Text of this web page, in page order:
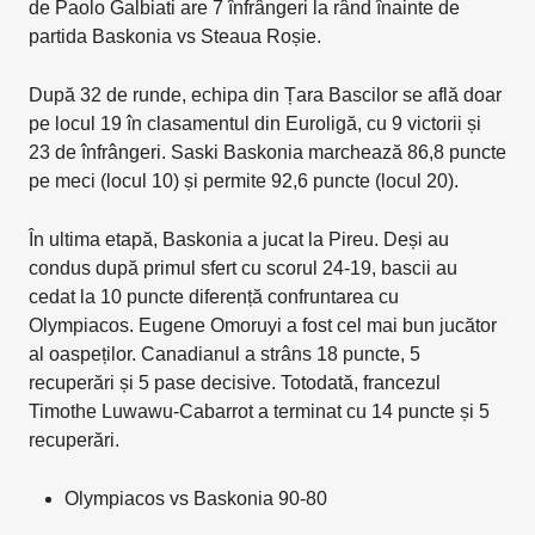
de Paolo Galbiati are 7 înfrângeri la rând înainte de
partida Baskonia vs Steaua Roșie.
După 32 de runde, echipa din Țara Bascilor se află doar
pe locul 19 în clasamentul din Euroligă, cu 9 victorii și
23 de înfrângeri. Saski Baskonia marchează 86,8 puncte
pe meci (locul 10) și permite 92,6 puncte (locul 20).
În ultima etapă, Baskonia a jucat la Pireu. Deși au
condus după primul sfert cu scorul 24-19, bascii au
cedat la 10 puncte diferență confruntarea cu
Olympiacos. Eugene Omoruyi a fost cel mai bun jucător
al oaspeților. Canadianul a strâns 18 puncte, 5
recuperări și 5 pase decisive. Totodată, francezul
Timothe Luwawu-Cabarrot a terminat cu 14 puncte și 5
recuperări.
Olympiacos vs Baskonia 90-80